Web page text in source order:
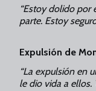
“Estoy dolido por
parte. Estoy
Expulsión de
“La expulsión en
le dio vida a ellos.